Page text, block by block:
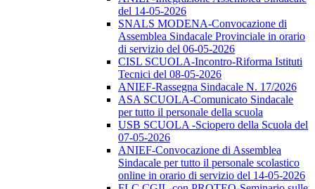
del 14-05-2026
SNALS MODENA-Convocazione di
Assemblea Sindacale Provinciale in orario
di servizio del 06-05-2026
CISL SCUOLA-Incontro-Riforma Istituti
Tecnici del 08-05-2026
ANIEF-Rassegna Sindacale N. 17/2026
ASA SCUOLA-Comunicato Sindacale
per tutto il personale della scuola
USB SCUOLA -Sciopero della Scuola del
07-05-2026
ANIEF-Convocazione di Assemblea
Sindacale per tutto il personale scolastico
online in orario di servizio del 14-05-2026